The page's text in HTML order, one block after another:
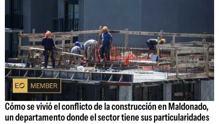
Cómo se vivió el conflicto de la construcción en Maldonado,
un departamento donde el sector tiene sus particularidades